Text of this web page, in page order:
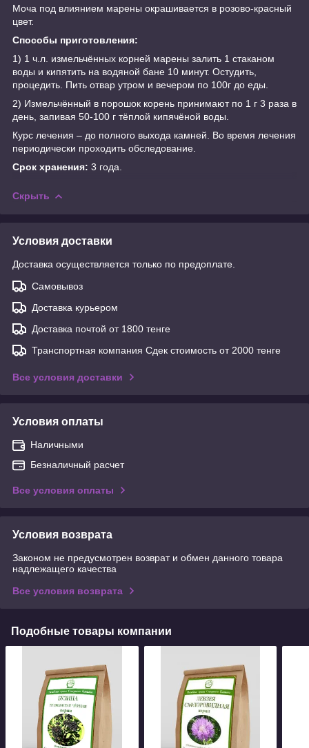
Моча под влиянием марены окрашивается в розово-красный
цвет.
Способы приготовления:
1) 1 ч.л. измельчённых корней марены залить 1 стаканом
воды и кипятить на водяной бане 10 минут. Остудить,
процедить. Пить отвар утром и вечером по 100г до еды.
2) Измельчённый в порошок корень принимают по 1 г 3 раза в
день, запивая 50-100 г тёплой кипячёной воды.
Курс лечения – до полного выхода камней. Во время лечения
периодически проходить обследование.
Срок хранения: 3 года.
Скрыть
Условия доставки
Доставка осуществляется только по предоплате.
Самовывоз
Доставка курьером
Доставка почтой от 1800 тенге
Транспортная компания Сдек стоимость от 2000 тенге
Все условия доставки
Условия оплаты
Наличными
Безналичный расчет
Все условия оплаты
Условия возврата
Законом не предусмотрен возврат и обмен данного товара
надлежащего качества
Все условия возврата
Подобные товары компании